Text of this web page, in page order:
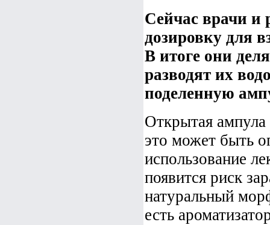
Сейчас врачи и
дозировку для
В итоге они
разводят их
поделенную
Открытая ампула
это может быть
использование
появится риск
натуральный
есть